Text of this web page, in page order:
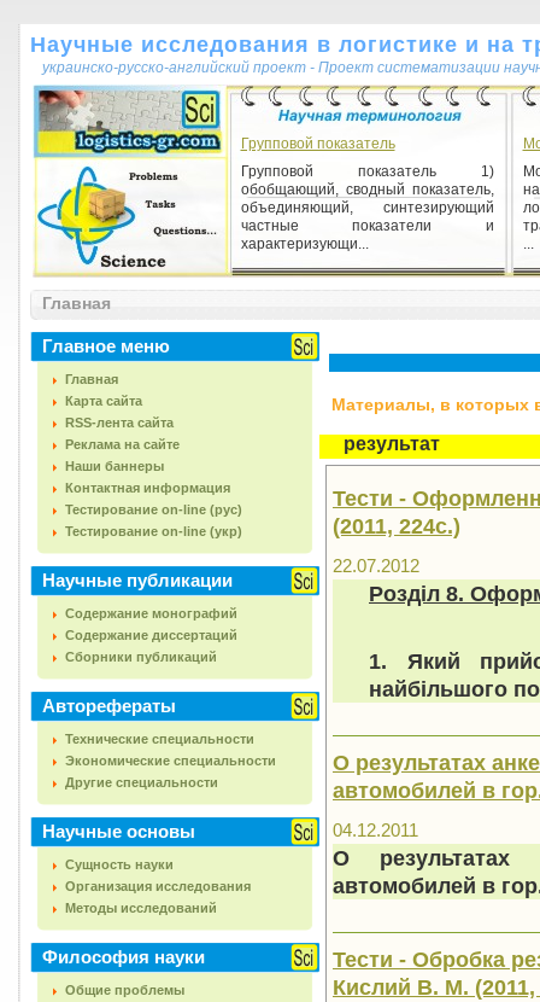
Научные исследования в логистике и на
украинско-русско-английский проект - Проект систематизации
Групповой показатель
Групповой показатель 1)
обобщающий, сводный показатель,
объединяющий, синтезирующий
частные показатели и
характеризующи...
Практика (від грец. praktikos -
Практика (від грец. praktikos -
діяльний, активний) 1) суспільно-
історична предметно-матеріальна
діяльність людей, спря...
...
Главная
Главное меню
Главная
Карта сайта
RSS-лента сайта
Реклама на сайте
Наши баннеры
Контактная информация
Тестирование on-line (рус)
Тестирование on-line (укр)
Научные публикации
Содержание монографий
Содержание диссертаций
Сборники публикаций
Авторефераты
Технические специальности
Экономические специальности
Другие специальности
Научные основы
Сущность науки
Организация исследования
Методы исследований
Философия науки
Общие проблемы
Материалы, в которых
результат
Тести -
(2011, 224с.)
22.07.2012
Розділ 8.
1. Який
найбільшого
О результатах
автомобилей в
04.12.2011
О результатах
автомобилей в
Тести - Обробка
Кислий В. М. (2011,